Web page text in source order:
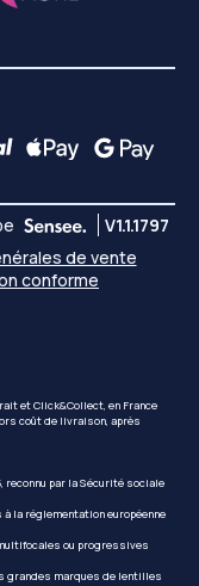
V1.1.1797
de vente
conforme
et Click&Collect, en France
coût de livraison, après
par la Sécurité sociale
la réglementation européenne
ou progressives
grandes marques de lentilles